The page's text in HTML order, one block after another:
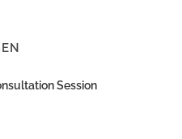
Session